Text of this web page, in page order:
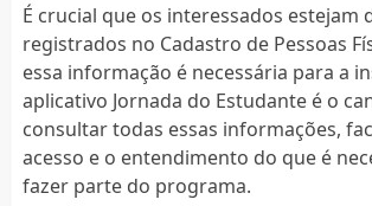
É crucial que os interessados estejam
registrados no Cadastro de Pessoas
essa informação é necessária para a
aplicativo Jornada do Estudante é o
consultar todas essas informações,
acesso e o entendimento do que é
fazer parte do programa.